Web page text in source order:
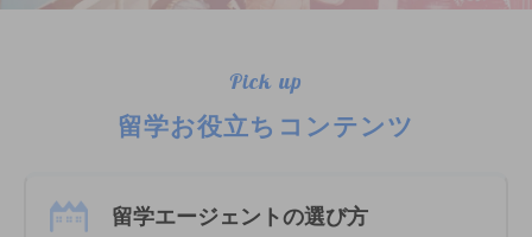
Pick up
留学お役立ちコンテンツ
留学エージェントの選び方